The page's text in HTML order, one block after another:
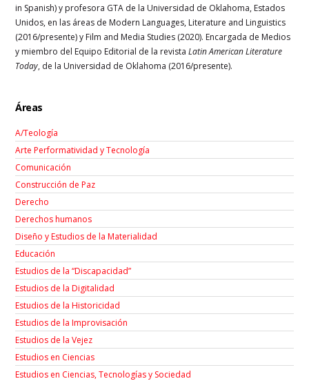
in Spanish) y profesora GTA de la Universidad de Oklahoma, Estados
Unidos, en las áreas de Modern Languages, Literature and Linguistics
(2016/presente) y Film and Media Studies (2020). Encargada de Medios
y miembro del Equipo Editorial de la revistaLatin American Literature
Today, de la Universidad de Oklahoma (2016/presente).
Áreas
A/Teología
Arte Performatividad y Tecnología
Comunicación
Construcción de Paz
Derecho
Derechos humanos
Diseño y Estudios de la Materialidad
Educación
Estudios de la “Discapacidad”
Estudios de la Digitalidad
Estudios de la Historicidad
Estudios de la Improvisación
Estudios de la Vejez
Estudios en Ciencias
Estudios en Ciencias, Tecnologías y Sociedad